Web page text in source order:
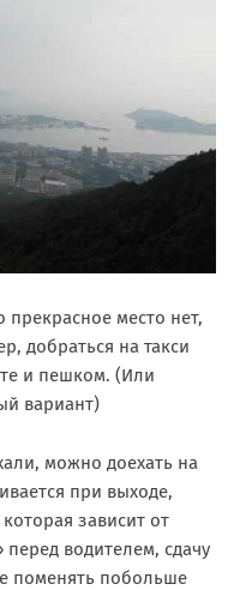
прекрасное место нет,
добраться на такси
и пешком. (Или
вариант)
можно доехать на
при выходе,
зависит от
водителем, сдачу
поменять побольше